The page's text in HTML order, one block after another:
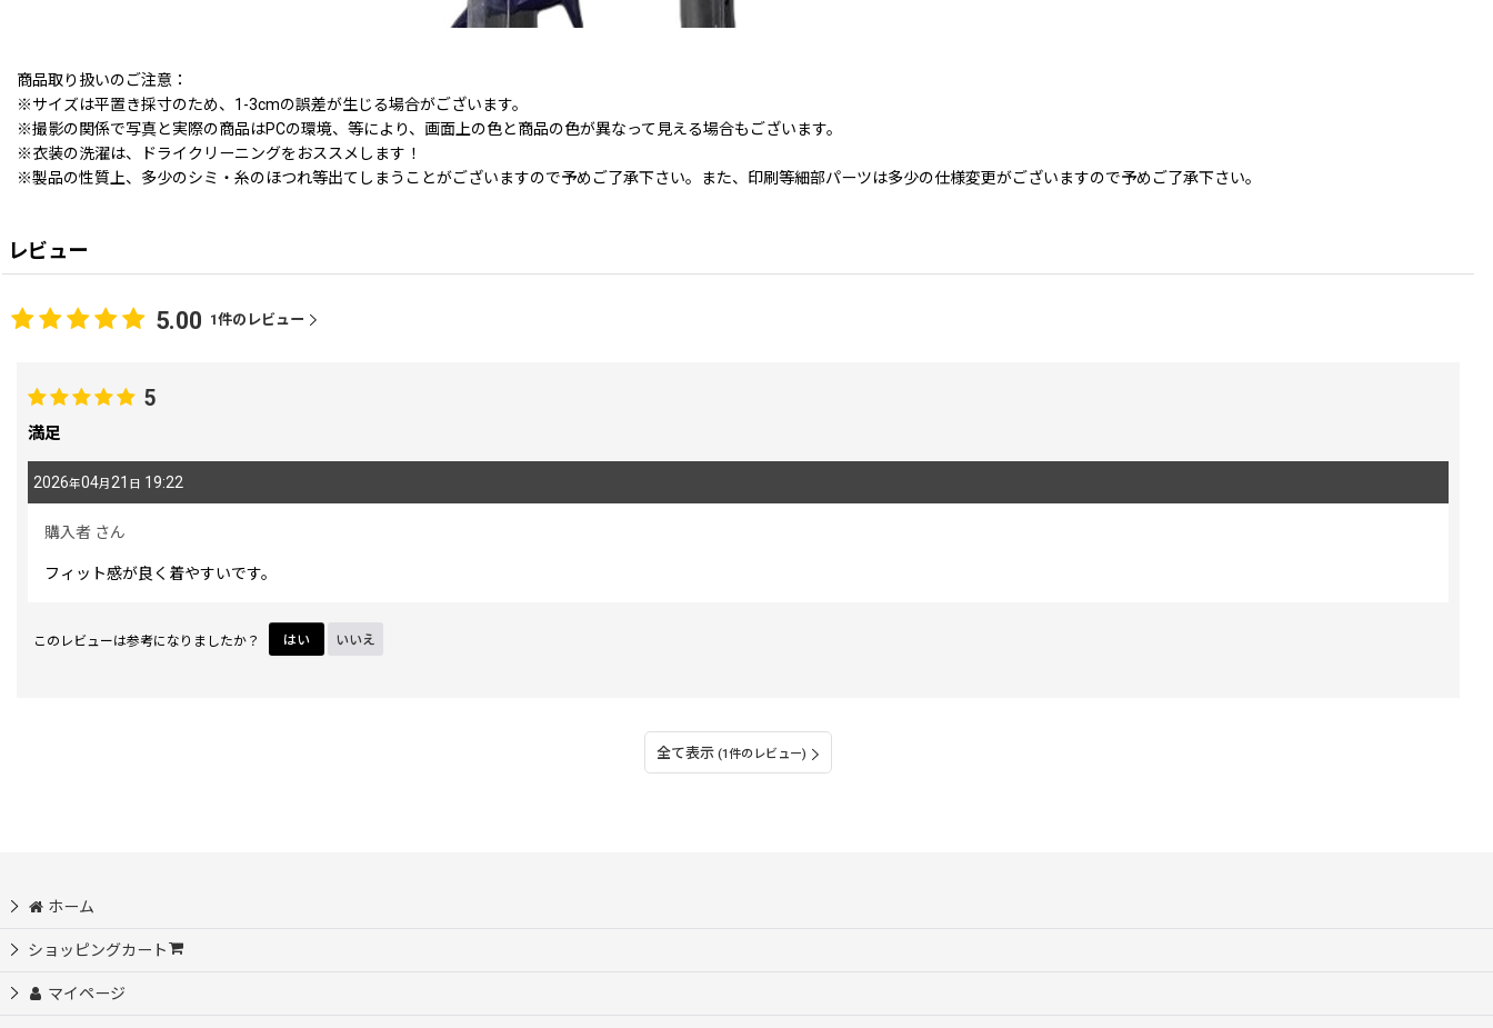
商品取り扱いのご注意：
※サイズは平置き採寸のため、1-3cmの誤差が生じる場合がございます。
※撮影の関係で写真と実際の商品はPCの環境、等により、画面上の色と商品の色が異なって見える場合もございます。
※衣装の洗濯は、ドライクリーニングをおススメします！
※製品の性質上、多少のシミ・糸のほつれ等出てしまうことがございますので予めご了承下さい。また、印刷等細部パーツは多少の仕様変更がございますので予めご了承下さい。
レビュー
5.00 1件のレビュー
5
満足
2026年04月 21 日 19:22
購入者 さん
フィット感が良く着やすいです。
このレビューは参考になりましたか？ はい いいえ
全て表示 (1件のレビュー)
ホーム
ショッピングカート
マイページ